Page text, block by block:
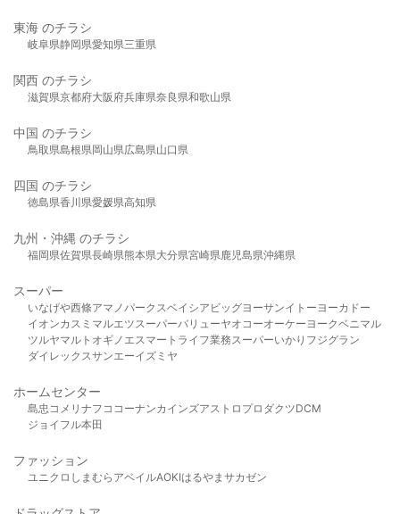
東海 のチラシ
岐阜県静岡県愛知県三重県
関西 のチラシ
滋賀県京都府大阪府兵庫県奈良県和歌山県
中国 のチラシ
鳥取県島根県岡山県広島県山口県
四国 のチラシ
徳島県香川県愛媛県高知県
九州・沖縄 のチラシ
福岡県佐賀県長崎県熊本県大分県宮崎県鹿児島県沖縄県
スーパー
いなげや西條アマノパークスベイシア ビッグヨーサンイトーヨーカドー
イオンカスミ マルエツスーパーバリューヤオコーオーケー ヨークベニマル
ツルヤマルト オギノ エスマート ライフ業務スーパーいかり フジグラン
ダイレックスサンエーイズミヤ
ホームセンター
島忠 コメリ ナフコ コーナンカインズアストロプロダクツDCM
ジョイフル本田
ファッション
ユニクロ しまむら アベイルAOKIはるやま サカゼン